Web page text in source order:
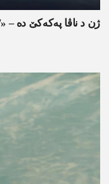
ژن د ناڤا په‌كه‌كێ ده‌ – «7»